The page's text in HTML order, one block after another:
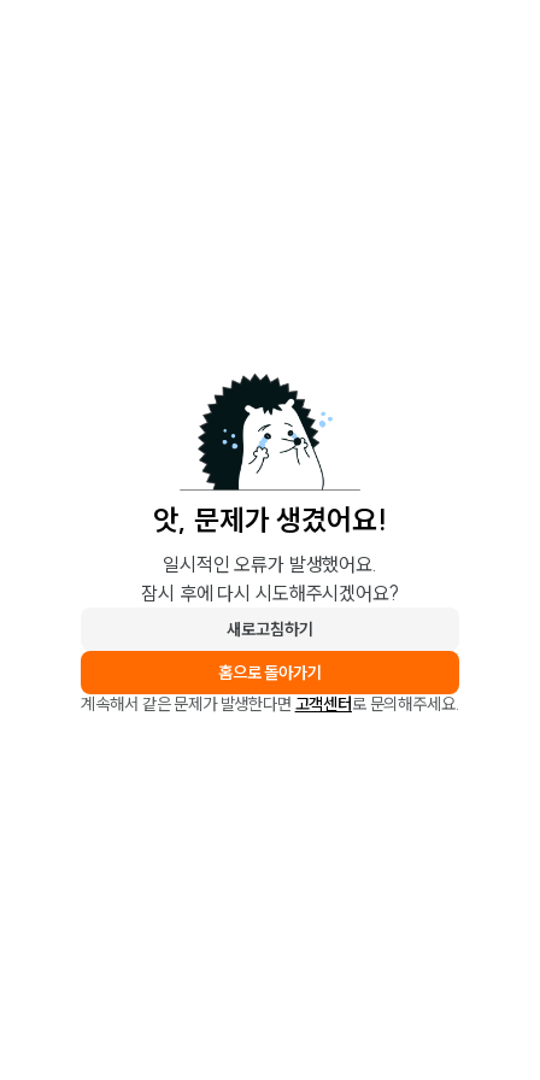
앗, 문제가 생겼어요!
일시적인 오류가 발생했어요.
잠시 후에 다시 시도해주시겠어요?
새로고침하기
홈으로 돌아가기
계속해서 같은 문제가 발생한다면 고객센터로 문의해주세요.